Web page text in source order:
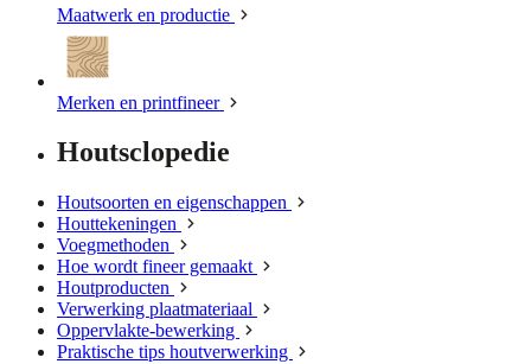
Maatwerk en productie
Merken en printfineer
Houtsclopedie
Houtsoorten en eigenschappen
Houttekeningen
Voegmethoden
Hoe wordt fineer gemaakt
Houtproducten
Verwerking plaatmateriaal
Oppervlakte-bewerking
Praktische tips houtverwerking